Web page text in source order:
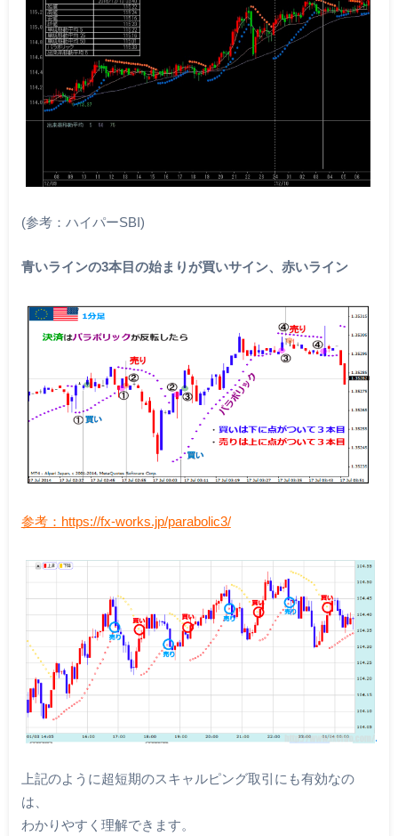
(参考：ハイパーSBI)
青いラインの3本目の始まりが買いサイン、赤いライン
参考：https://fx-works.jp/parabolic3/
上記のように超短期のスキャルピング取引にも有効なの
は、
わかりやすく理解できます。